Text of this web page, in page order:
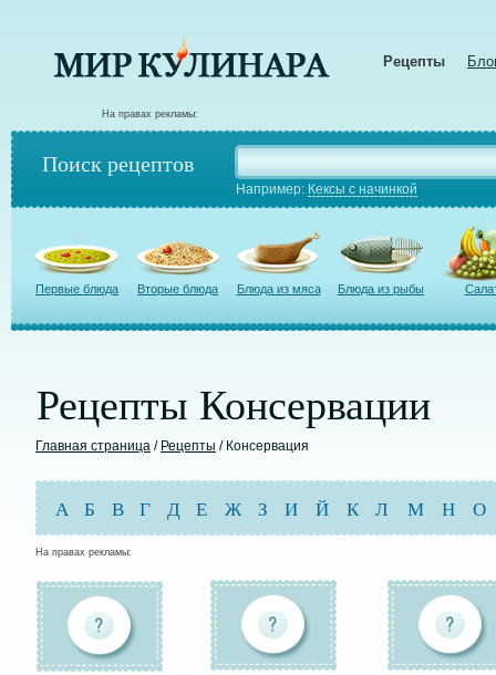
Рецепты
На правах рекламы:
Поиск рецептов
Например: Кексы с начинкой
Первые блюда Вторые блюда Блюда из мяса Блюда из рыбы
Рецепты Консервации
Главная страница / Рецепты / Консервация
А Б В Г Д Е Ж З И Й К Л М Н О
На правах рекламы: